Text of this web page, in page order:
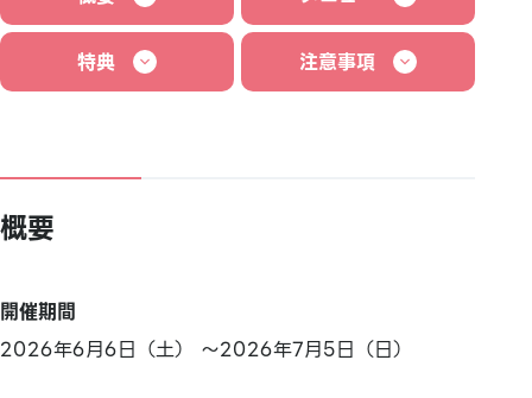
特典 注意事項
概要
開催期間
2026年6月6日（土） ～2026年7月5日（日）